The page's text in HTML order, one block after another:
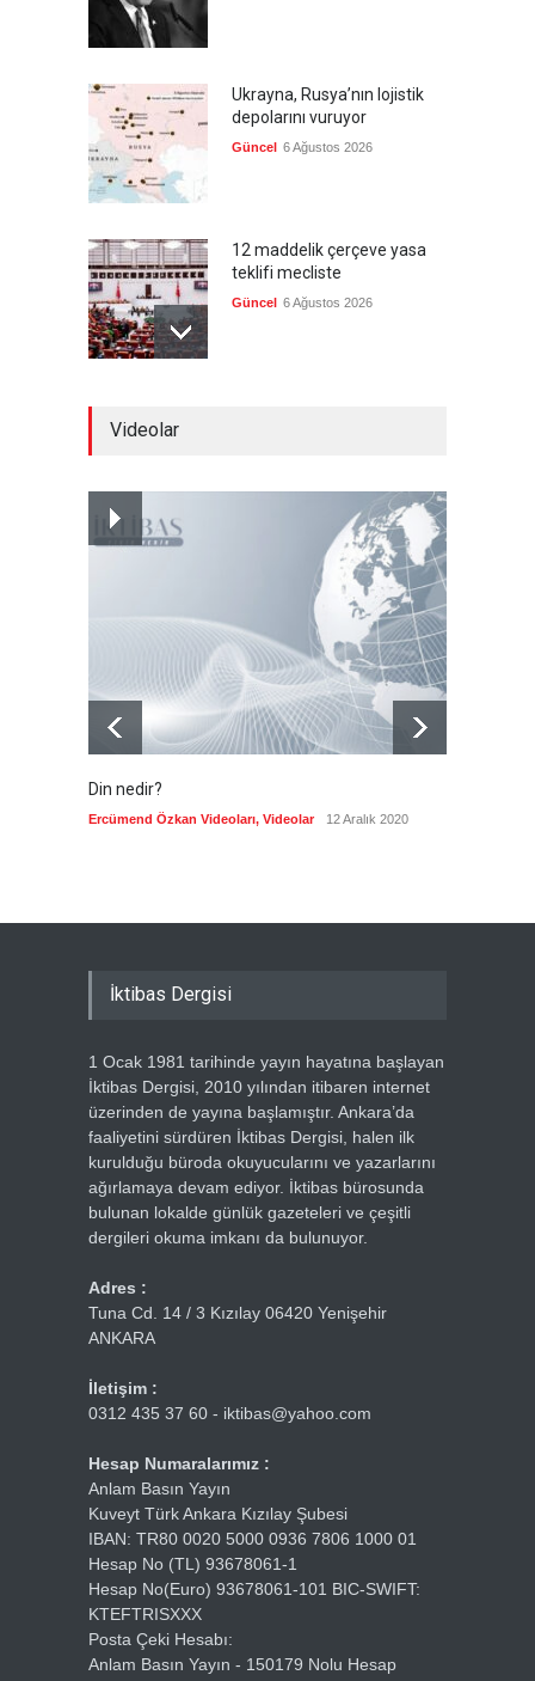
Ukrayna, Rusya’nın lojistik
depolarını vuruyor
Güncel 6 Ağustos 2026
12 maddelik çerçeve yasa
teklifi mecliste
Güncel 6 Ağustos 2026
İran: Müzakereler son
aşamada, boğazın açılması
ABD'nin tutumuna bağlı
Güncel 6 Ağustos 2026
Videolar
Din nedir?
Ercümend Özkan Videoları, Videolar 12 Aralık 2020
İktibas Dergisi
1 Ocak 1981 tarihinde yayın hayatına başlayan
İktibas Dergisi, 2010 yılından itibaren internet
üzerinden de yayına başlamıştır. Ankara’da
faaliyetini sürdüren İktibas Dergisi, halen ilk
kurulduğu büroda okuyucularını ve yazarlarını
ağırlamaya devam ediyor. İktibas bürosunda
bulunan lokalde günlük gazeteleri ve çeşitli
dergileri okuma imkanı da bulunuyor.
Adres :
Tuna Cd. 14 / 3 Kızılay 06420 Yenişehir
ANKARA
İletişim :
0312 435 37 60 - iktibas@yahoo.com
Hesap Numaralarımız :
Anlam Basın Yayın
Kuveyt Türk Ankara Kızılay Şubesi
IBAN: TR80 0020 5000 0936 7806 1000 01
Hesap No (TL) 93678061-1
Hesap No(Euro) 93678061-101 BIC-SWIFT:
KTEFTRISXXX
Posta Çeki Hesabı:
Anlam Basın Yayın - 150179 Nolu Hesap